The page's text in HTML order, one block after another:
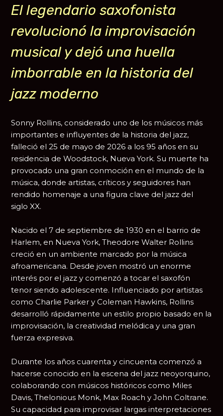
El legendario saxofonista
revolucionó la improvisación
musical y dejó una huella
imborrable en la historia del
jazz moderno
Sonny Rollins, considerado uno de los músicos más
importantes e influyentes de la historia del jazz,
falleció el 25 de mayo de 2026 a los 95 años en su
residencia de Woodstock, Nueva York. Su muerte ha
provocado una gran conmoción en el mundo de la
música, donde artistas, críticos y seguidores han
rendido homenaje a una figura clave del jazz del
siglo XX.
Nacido el 7 de septiembre de 1930 en el barrio de
Harlem, en Nueva York, Theodore Walter Rollins
creció en un ambiente marcado por la música
afroamericana. Desde joven mostró un enorme
interés por el jazz y comenzó a tocar el saxofón
tenor siendo adolescente. Influenciado por artistas
comoCharlie Parker y Coleman Hawkins, Rollins
desarrolló rápidamente un estilo propio basado en la
improvisación, la creatividad melódica y una gran
fuerza expresiva.
Durante los años cuarenta y cincuenta comenzó a
hacerse conocido en la escena del jazz neoyorquino,
colaborando con músicos históricos como Miles
Davis,Thelonious Monk, Max Roach yJohn Coltrane.
Su capacidad para improvisar largas interpretaciones